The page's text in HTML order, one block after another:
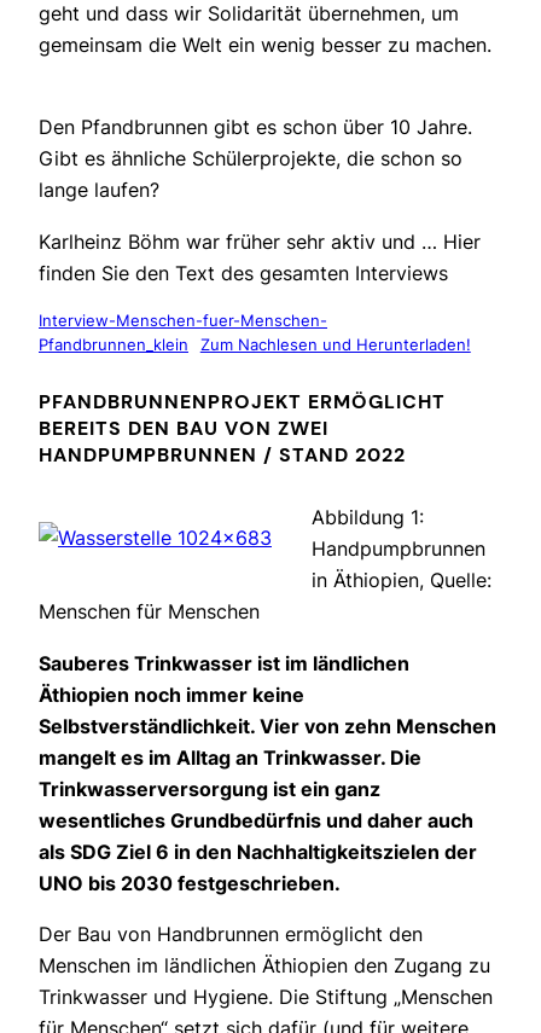
geht und dass wir Solidarität übernehmen, um
gemeinsam die Welt ein wenig besser zu machen.
Den Pfandbrunnen gibt es schon über 10 Jahre.
Gibt es ähnliche Schülerprojekte, die schon so
lange laufen?
Karlheinz Böhm war früher sehr aktiv und … Hier
finden Sie den Text des gesamten Interviews
Interview-Menschen-fuer-Menschen-
Pfandbrunnen_klein
Zum Nachlesen und Herunterladen!
PFANDBRUNNENPROJEKT ERMÖGLICHT
BEREITS DEN BAU VON ZWEI
HANDPUMPBRUNNEN / STAND 2022
Abbildung 1:
Handpumpbrunnen
in Äthiopien, Quelle:
Menschen für Menschen
Sauberes Trinkwasser ist im ländlichen
Äthiopien noch immer keine
Selbstverständlichkeit. Vier von zehn Menschen
mangelt es im Alltag an Trinkwasser. Die
Trinkwasserversorgung ist ein ganz
wesentliches Grundbedürfnis und daher auch
als SDG Ziel 6 in den Nachhaltigkeitszielen der
UNO bis 2030 festgeschrieben.
Der Bau von Handbrunnen ermöglicht den
Menschen im ländlichen Äthiopien den Zugang zu
Trinkwasser und Hygiene. Die Stiftung „Menschen
für Menschen“ setzt sich dafür (und für weitere